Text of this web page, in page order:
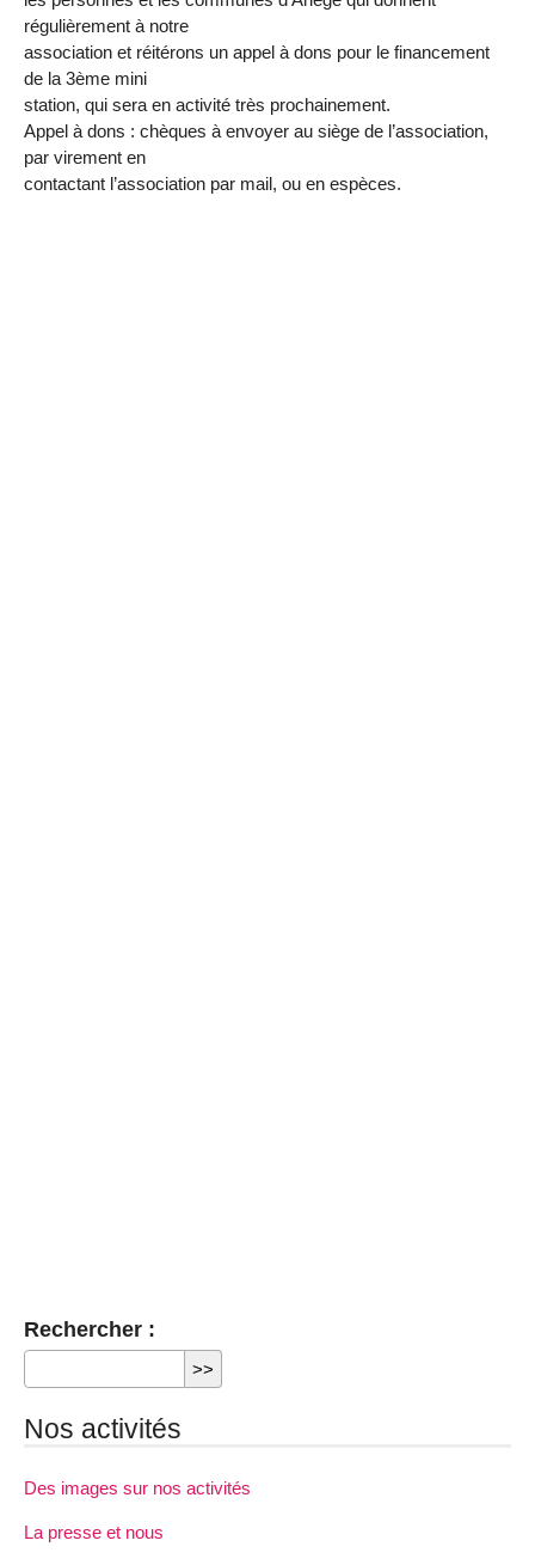
régulièrement à notre
association et réitérons un appel à dons pour le financement
de la 3ème mini
station, qui sera en activité très prochainement.
Appel à dons : chèques à envoyer au siège de l’association,
par virement en
contactant l’association par mail, ou en espèces.
Rechercher :
Nos activités
Des images sur nos activités
La presse et nous